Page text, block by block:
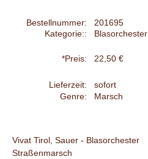
Bestellnummer:
201695
Kategorie::
Blasorchester
*Preis: 22,50 €
Lieferzeit: sofort
Genre: Marsch
Vivat Tirol, Sauer - Blasorchester
Straßenmarsch